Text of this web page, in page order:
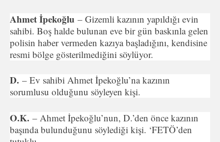
Ahmet İpekoğlu – Gizemli kazının yapıldığı evin
sahibi. Boş halde bulunan eve bir gün baskınla gelen
polisin haber vermeden kazıya başladığını, kendisine
resmi bölge gösterilmediğini söylüyor.
D. – Ev sahibi Ahmet İpekoğlu’na kazının
sorumlusu olduğunu söyleyen kişi.
O.K. – Ahmet İpekoğlu’nun, D.’den önce kazının
başında bulunduğunu söylediği kişi. ‘FETÖ’den